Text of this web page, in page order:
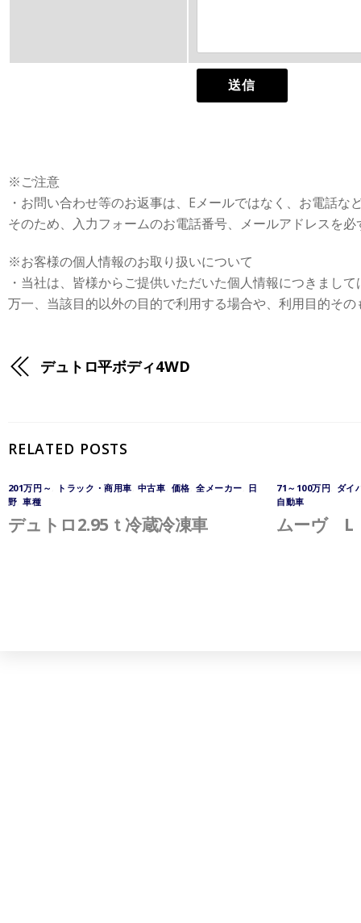
※ご注意
・お問い合わせ等のお返事は、Eメールではなく、お電話
そのため、入力フォームのお電話番号、メールアドレスを
※お客様の個人情報のお取り扱いについて
・当社は、皆様からご提供いただいた個人情報につきまし
万一、当該目的以外の目的で利用する場合や、利用目的そ
デュトロ平ボディ4WD
RELATED POSTS
201万円～ トラック・商用車 中古車 価格 全メーカー 日
野 ,車種
デュトロ2.95ｔ冷蔵冷凍車
71～100万円 ダイ
自動車
ムーヴ L